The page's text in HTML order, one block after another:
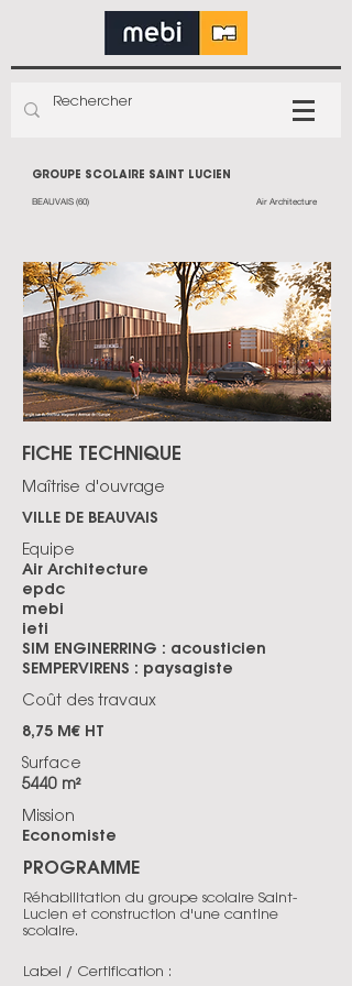
GROUPE SCOLAIRE SAINT LUCIEN
BEAUVAIS (60) Air Architecture
FICHE TECHNIQUE
Maîtrise d'ouvrage
VILLE DE BEAUVAIS
Equipe
Air Architecture
epdc
mebi
ieti
SIM ENGINERRING : acousticien
SEMPERVIRENS : paysagiste
Coût des travaux
8,75 M€ HT
Surface
5440 m²
Mission
Economiste
PROGRAMME
Réhabilitation du groupe scolaire Saint-
Lucien et construction d'une cantine
scolaire.
Label / Certification :